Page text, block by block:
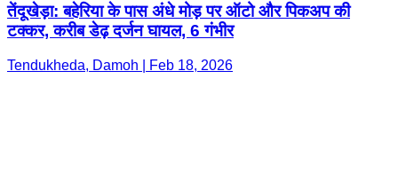
तेंदूखेड़ा: बहेरिया के पास अंधे मोड़ पर ऑटो और पिकअप की
टक्कर, करीब डेढ़ दर्जन घायल, 6 गंभीर
Tendukheda, Damoh | Feb 18, 2026